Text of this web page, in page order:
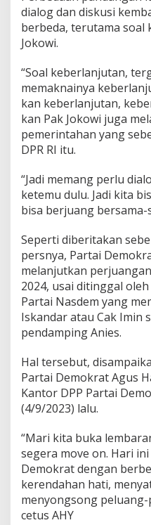
dialog dan diskusi
berbeda, terutama
Jokowi.
“Soal keberlanjutan,
memaknainya
kan keberlanjutan,
kan Pak Jokowi juga
pemerintahan yang
DPR RI itu.
“Jadi memang perlu
ketemu dulu. Jadi kita
bisa berjuang bersama-
Seperti diberitakan
persnya, Partai
melanjutkan
2024, usai ditinggal
Partai Nasdem yang
Iskandar atau Cak Imin
pendamping Anies.
Hal tersebut,
Partai Demokrat Agus
Kantor DPP Partai
(4/9/2023) lalu.
“Mari kita buka
segera move on. Hari
Demokrat dengan
kerendahan hati,
menyongsong
cetus AHY